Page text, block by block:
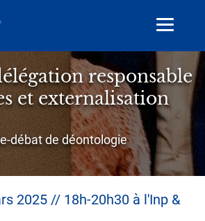
Toggle
responsable
et externalisation
débat de déontologie
2025 // 18h-20h30 à l'Inp &